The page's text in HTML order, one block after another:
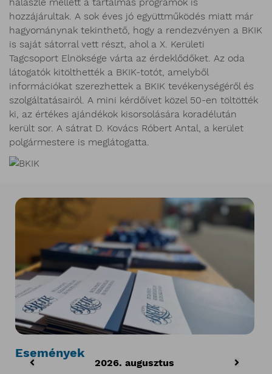
hozzájárultak. A sok éves jó együttműködés miatt már
hagyománynak tekinthető, hogy a rendezvényen a BKIK
is saját sátorral vett részt, ahol a X. Kerületi
Tagcsoport Elnöksége várta az érdeklődőket. Az oda
látogatók kitölthették a BKIK-totót, amelyből
információkat szerezhettek a BKIK tevékenységéről és
szolgáltatásairól. A mini kérdőívet közel 50-en töltötték
ki, az értékes ajándékok kisorsolására koradélután
került sor. A sátrat D. Kovács Róbert Antal, a kerület
polgármestere is meglátogatta.
Események
2026. augusztus